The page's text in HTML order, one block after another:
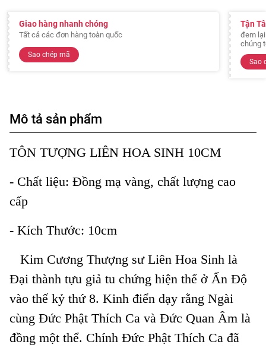
Giao hàng nhanh chóng
Tất cả các đơn hàng toàn quốc
Sao chép mã
Tận
đem
chúng
Sao
Mô tả sản phẩm
TÔN TƯỢNG LIÊN HOA SINH 10CM
- Chất liệu: Đồng mạ vàng, chất lượng cao
cấp
- Kích Thước: 10cm
Kim Cương Thượng sư Liên Hoa Sinh là
Đại thành tựu giả tu chứng hiện thế ở Ấn Độ
vào thế kỷ thứ 8. Kinh điển dạy rằng Ngài
cùng Đức Phật Thích Ca và Đức Quan Âm là
đồng một thể. Chính Đức Phật Thích Ca đã